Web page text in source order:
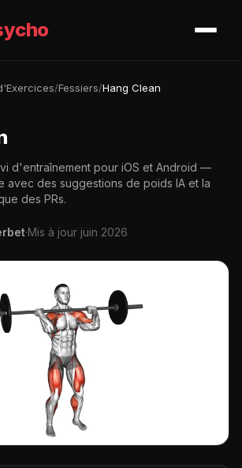
/Fessiers/Hang Clean
d'entraînement pour iOS et Android —
avec des suggestions de poids IA et la
des PRs.
·Mis à jour juin 2026